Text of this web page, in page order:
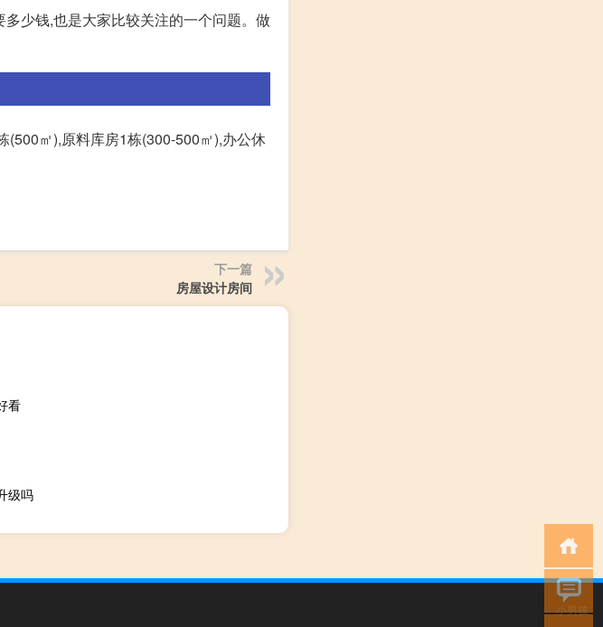
少钱,也是大家比较关注的一个问题。做
(500㎡),原料库房1栋(300-500㎡),办公休
下一篇
房屋设计房间
看
级吗
小男孩